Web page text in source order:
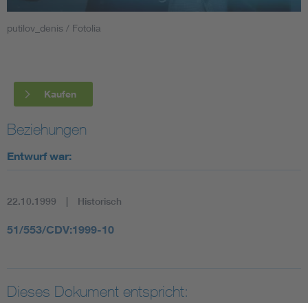
Smart Cities
Blitzschutz: DIN EN 62305 in der Übersicht
Circular Economy für mehr Ressourceneffizienz
putilov_denis / Fotolia
Kaufen
Beziehungen
Entwurf war:
22.10.1999 Historisch
51/553/CDV:1999-10
Dieses Dokument entspricht: